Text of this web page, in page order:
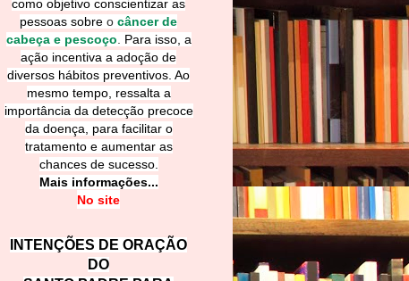
como objetivo conscientizar as
pessoas sobre o câncer de
cabeça e pescoço
Para isso, a
ação incentiva a adoção de
diversos hábitos preventivos. Ao
mesmo tempo, ressalta a
importância da detecção precoce
da doença, para facilitar o
tratamento e aumentar as
chances de sucesso.
Mais informações...
No site
INTENÇÕES DE ORAÇÃO
DO